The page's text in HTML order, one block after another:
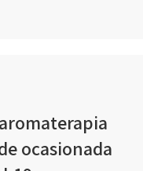
ocasionada